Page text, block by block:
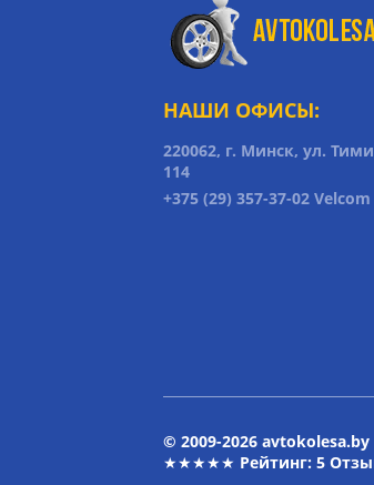
НАШИ ОФИСЫ:
220062, г. Минск, ул.
114
+375 (29) 357-37-02 Velcom
© 2009-2026
★★★★★ Рейтинг: 5